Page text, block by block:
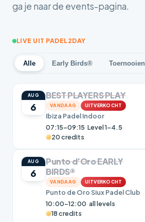
ga je naar de events-pagina.
LIVE UIT PADEL2DAY
Alle Early Birds® Toernooien
AUG
6
BEST PLAYERS PLAY
VANDAAG UITVERKOCHT
Ibiza Padel Indoor
07:15–09:15·Level 1-4.5·
20 credits
AUG
6
Punto d’Oro EARLY
BIRDS®
VANDAAG UITVERKOCHT
Punto de Oro Siux Padel Club
10:00–12:00·all levels·
18 credits